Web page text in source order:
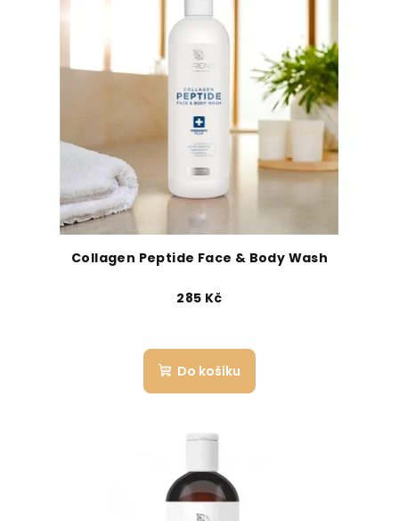
Collagen Peptide Face & Body Wash
285 Kč
Do košíku